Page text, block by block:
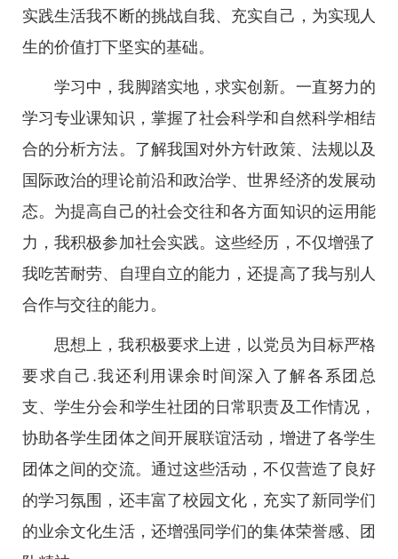
实践生活我不断的挑战自我、充实自己，为实现人
生的价值打下坚实的基础。
学习中，我脚踏实地，求实创新。一直努力的
学习专业课知识，掌握了社会科学和自然科学相结
合的分析方法。了解我国对外方针政策、法规以及
国际政治的理论前沿和政治学、世界经济的发展动
态。为提高自己的社会交往和各方面知识的运用能
力，我积极参加社会实践。这些经历，不仅增强了
我吃苦耐劳、自理自立的能力，还提高了我与别人
合作与交往的能力。
思想上，我积极要求上进，以党员为目标严格
要求自己.我还利用课余时间深入了解各系团总
支、学生分会和学生社团的日常职责及工作情况，
协助各学生团体之间开展联谊活动，增进了各学生
团体之间的交流。通过这些活动，不仅营造了良好
的学习氛围，还丰富了校园文化，充实了新同学们
的业余文化生活，还增强同学们的集体荣誉感、团